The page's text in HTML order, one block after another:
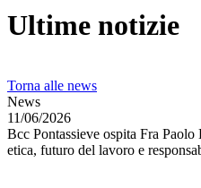
Ultime notizie
Torna alle news
News
11/06/2026
Bcc Pontassieve ospita Fra
etica, futuro del lavoro e